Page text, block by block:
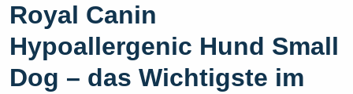
Royal Canin
Hypoallergenic Hund Small
Dog – das Wichtigste im